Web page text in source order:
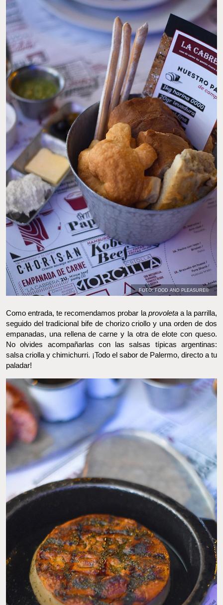
FOTO: FOOD AND PLEASURE©
Como entrada, te recomendamos probar laprovoletaa la parrilla,
seguido del tradicional bife de chorizo criollo y una orden de dos
empanadas, una rellena de carne y la otra de elote con queso. No
olvides acompañarlas con las salsas típicas argentinas: salsa
paladar!